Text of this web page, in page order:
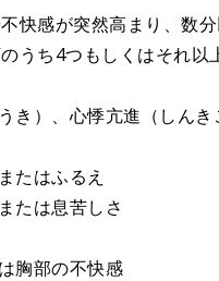
快感が突然高まり、数分
うち4つもしくはそれ以
き）、心悸亢進（しんき
たはふるえ
たは息苦しさ
胸部の不快感